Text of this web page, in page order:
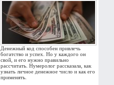
Денежный код способен привлечь
богатство и успех. Но у каждого он
свой, и его нужно правильно
рассчитать. Нумеролог рассказала, как
узнать личное денежное число и как его
применять.